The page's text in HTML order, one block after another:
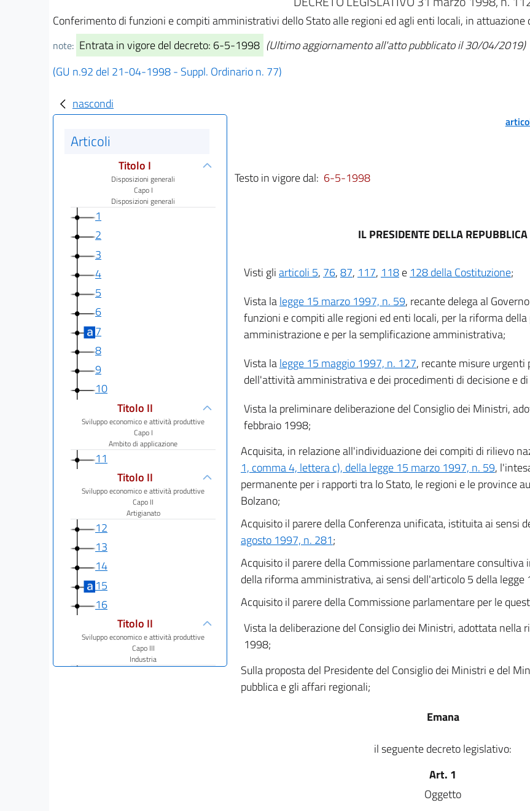
Conferimento di funzioni e compiti amministrativi dello Stato alle regioni ed agli enti locali, in attuazione
note: Entrata in vigore del decreto: 6-5-1998 (Ultimo aggiornamento all'atto pubblicato il 30/04/2019)
(GU n.92 del 21-04-1998 - Suppl. Ordinario n. 77)
nascondi
Articoli
Titolo I
Disposizioni generali
Capo I
Disposizioni generali
1
2
3
4
5
6
7
8
9
10
Titolo II
Sviluppo economico e attività produttive
Capo I
Ambito di applicazione
11
Titolo II
Sviluppo economico e attività produttive
Capo II
Artigianato
12
13
14
15
16
Titolo II
Sviluppo economico e attività produttive
Capo III
Industria
Testo in vigore dal: 6-5-1998
IL PRESIDENTE DELLA REPUBBLICA
Visti gliarticoli 5, 76,87, 117, 118e 128 della Costituzione;
Vista lalegge 15 marzo 1997, n. 59, recante delega al
funzioni e compiti alle regioni ed enti locali, per la riforma della
amministrazione e per la semplificazione amministrativa;
Vista lalegge 15 maggio 1997, n. 127, recante misure
dell'attività amministrativa e dei procedimenti di decisione e
Vista la preliminare deliberazione del Consiglio dei Ministri,
febbraio 1998;
Acquisita, in relazione all'individuazione dei compiti di rilievo
1, comma 4, lettera c), della legge 15 marzo 1997, n. 59,
permanente per i rapporti tra lo Stato, le regioni e le province
Bolzano;
Acquisito il parere della Conferenza unificata, istituita ai sensi
agosto 1997, n. 281;
Acquisito il parere della Commissione parlamentare
della riforma amministrativa, ai sensi dell'articolo 5 della legge
Acquisito il parere della Commissione parlamentare per le
Vista la deliberazione del Consiglio dei Ministri, adottata nella
1998;
Sulla proposta del Presidente del Consiglio dei Ministri e del
pubblica e gli affari regionali;
Emana
il seguente decreto legislativo:
Art. 1
Oggetto